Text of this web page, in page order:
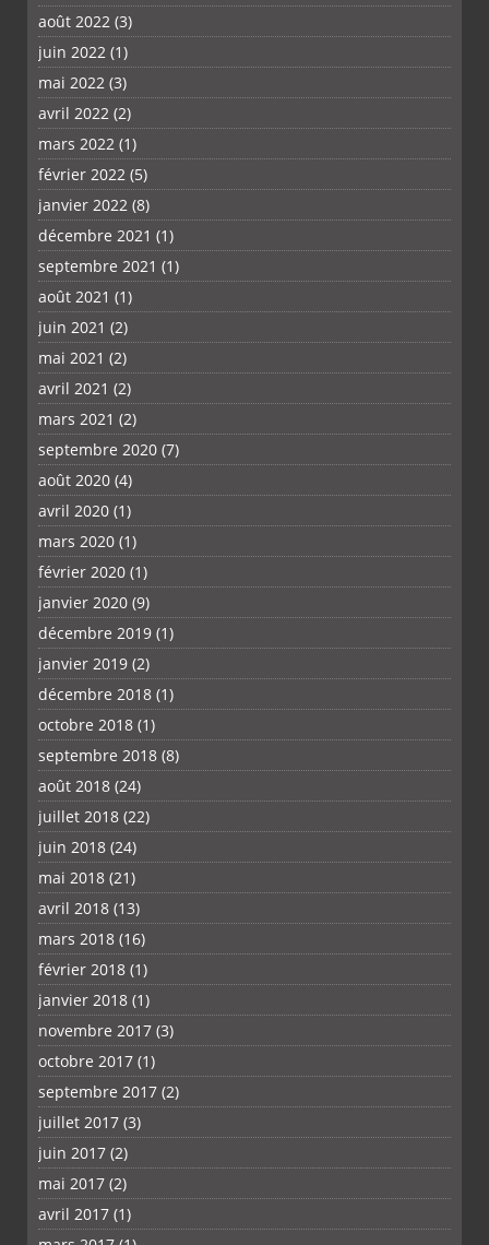
août 2022 (3)
juin 2022 (1)
mai 2022 (3)
avril 2022 (2)
mars 2022 (1)
février 2022 (5)
janvier 2022 (8)
décembre 2021 (1)
septembre 2021 (1)
août 2021 (1)
juin 2021 (2)
mai 2021 (2)
avril 2021 (2)
mars 2021 (2)
septembre 2020 (7)
août 2020 (4)
avril 2020 (1)
mars 2020 (1)
février 2020 (1)
janvier 2020 (9)
décembre 2019 (1)
janvier 2019 (2)
décembre 2018 (1)
octobre 2018 (1)
septembre 2018 (8)
août 2018 (24)
juillet 2018 (22)
juin 2018 (24)
mai 2018 (21)
avril 2018 (13)
mars 2018 (16)
février 2018 (1)
janvier 2018 (1)
novembre 2017 (3)
octobre 2017 (1)
septembre 2017 (2)
juillet 2017 (3)
juin 2017 (2)
mai 2017 (2)
avril 2017 (1)